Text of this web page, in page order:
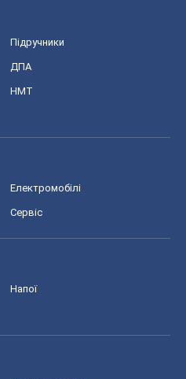
Підручники
ДПА
НМТ
Електромобілі
Сервіс
Напої